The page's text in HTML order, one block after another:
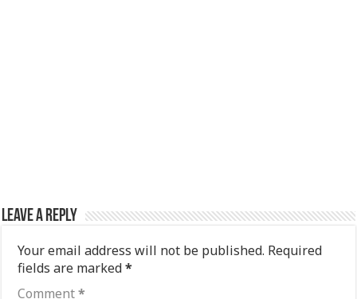
Leave a Reply
Your email address will not be published. Required
fields are marked*
Comment*